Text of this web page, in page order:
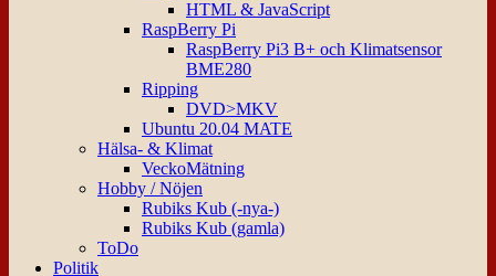
HTML & JavaScript
RaspBerry Pi
RaspBerry Pi3 B+ och Klimatsensor
BME280
Ripping
DVD>MKV
Ubuntu 20.04 MATE
Hälsa- & Klimat
VeckoMätning
Hobby / Nöjen
Rubiks Kub (-nya-)
Rubiks Kub (gamla)
ToDo
Politik